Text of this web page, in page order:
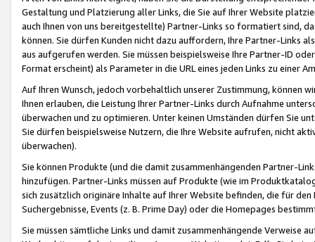
Gestaltung und Platzierung aller Links, die Sie auf Ihrer Website
auch Ihnen von uns bereitgestellte) Partner-Links so formatiert sind,
können. Sie dürfen Kunden nicht dazu auffordern, Ihre Partner-Links
aus aufgerufen werden. Sie müssen beispielsweise Ihre Partner-ID
Format erscheint) als Parameter in die URL eines jeden Links zu einer
Auf Ihren Wunsch, jedoch vorbehaltlich unserer Zustimmung, können
Ihnen erlauben, die Leistung Ihrer Partner-Links durch Aufnahme
überwachen und zu optimieren. Unter keinen Umständen dürfen Sie
Sie dürfen beispielsweise Nutzern, die Ihre Website aufrufen, nicht
überwachen).
Sie können Produkte (und die damit zusammenhängenden Partner-
hinzufügen. Partner-Links müssen auf Produkte (wie im
sich zusätzlich originäre Inhalte auf Ihrer Website befinden, die für
Suchergebnisse, Events (z. B. Prime Day) oder die Homepages
Sie müssen sämtliche Links und damit zusammenhängende